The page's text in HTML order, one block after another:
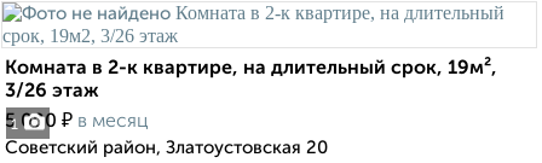
1
Комната в 2-к квартире, на длительный срок, 19м²,
3/26 этаж
5 000 ₽ в месяц
Советский район, Златоустовская 20